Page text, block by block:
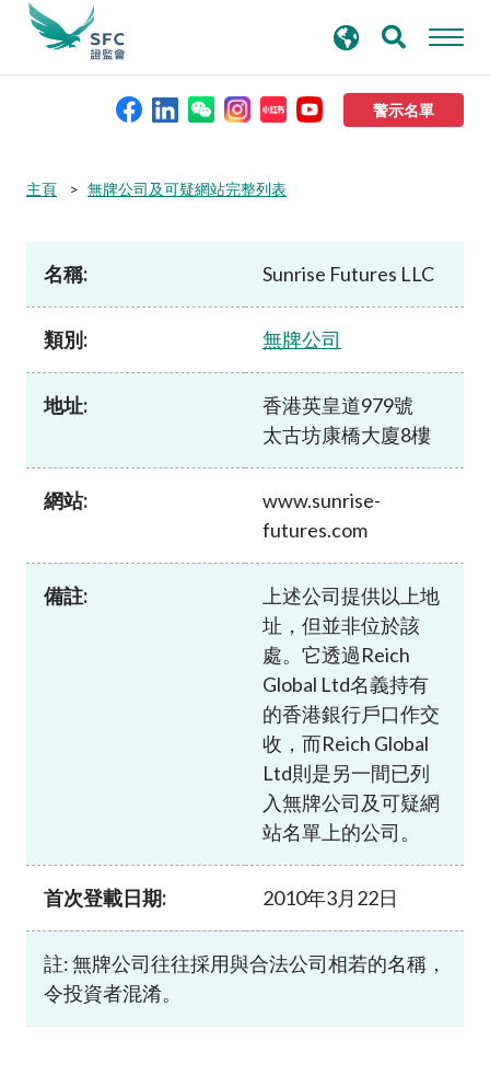
警示名單
本會簡介
規則及標準
資料庫
加入本會
尋
主頁 無牌公司及可疑網站完整列表
名稱: Sunrise Futures LLC
類別: 無牌公司
地址:
香港英皇道979號
太古坊康橋大廈8樓
網站:
www.sunrise-
futures.com
備註:
上述公司提供以上地
址，但並非位於該
處。它透過Reich
Global Ltd名義持有
的香港銀行戶口作交
收，而Reich Global
Ltd則是另一間已列
入無牌公司及可疑網
站名單上的公司。
首次登載日期: 2010年3月22日
註: 無牌公司往往採用與合法公司相若的名稱，
令投資者混淆。